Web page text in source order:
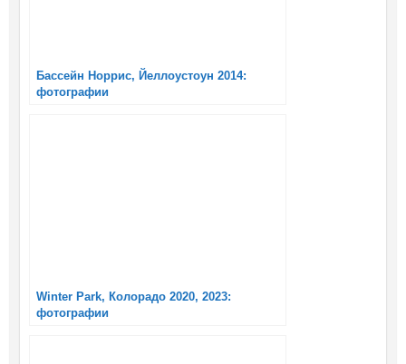
Бассейн Норрис, Йеллоустоун 2014:
фотографии
Winter Park, Колорадо 2020, 2023:
фотографии